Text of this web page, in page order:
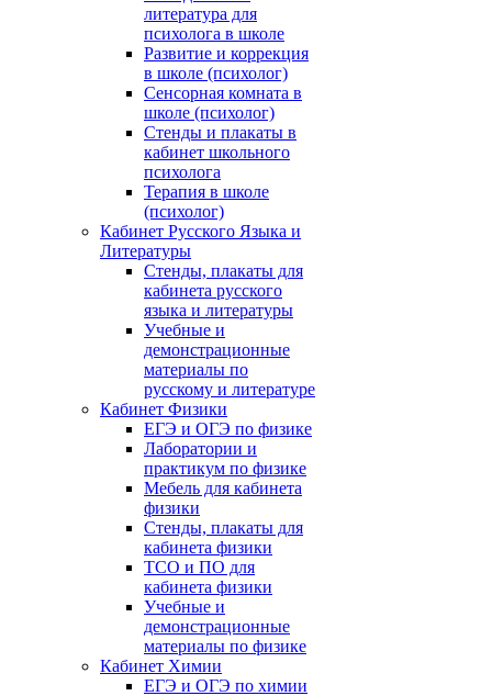
литература для
психолога в школе
Развитие и коррекция
в школе (психолог)
Сенсорная комната в
школе (психолог)
Стенды и плакаты в
кабинет школьного
психолога
Терапия в школе
(психолог)
Кабинет Русского Языка и
Литературы
Стенды, плакаты для
кабинета русского
языка и литературы
Учебные и
демонстрационные
материалы по
русскому и литературе
Кабинет Физики
ЕГЭ и ОГЭ по физике
Лаборатории и
практикум по физике
Мебель для кабинета
физики
Стенды, плакаты для
кабинета физики
ТСО и ПО для
кабинета физики
Учебные и
демонстрационные
материалы по физике
Кабинет Химии
ЕГЭ и ОГЭ по химии